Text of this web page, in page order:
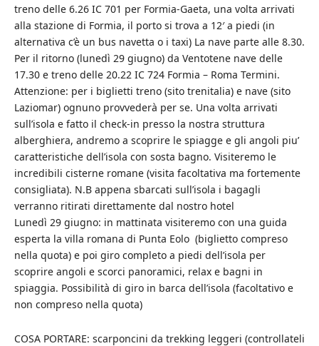
treno delle 6.26 IC 701 per Formia-Gaeta, una volta arrivati
alla stazione di Formia, il porto si trova a 12′ a piedi (in
alternativa c’è un bus navetta o i taxi) La nave parte alle 8.30.
Per il ritorno (lunedì 29 giugno) da Ventotene nave delle
17.30 e treno delle 20.22 IC 724 Formia – Roma Termini.
Attenzione: per i biglietti treno (sito trenitalia) e nave (sito
Laziomar) ognuno provvederà per se. Una volta arrivati
sull’isola e fatto il check-in presso la nostra struttura
alberghiera, andremo a scoprire le spiagge e gli angoli piu’
caratteristiche dell’isola con sosta bagno. Visiteremo le
incredibili cisterne romane (visita facoltativa ma fortemente
consigliata). N.B appena sbarcati sull’isola i bagagli
verranno ritirati direttamente dal nostro hotel
Lunedì 29 giugno: in mattinata visiteremo con una guida
esperta la villa romana di Punta Eolo (biglietto compreso
nella quota) e poi giro completo a piedi dell’isola per
scoprire angoli e scorci panoramici, relax e bagni in
spiaggia. Possibilità di giro in barca dell’isola (facoltativo e
non compreso nella quota)
COSA PORTARE: scarponcini da trekking leggeri (controllateli